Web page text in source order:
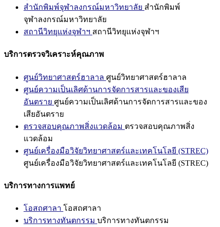
สำนักพิมพ์จุฬาลงกรณ์มหาวิทยาลัย สำนักพิมพ์
จุฬาลงกรณ์มหาวิทยาลัย
สถานีวิทยุแห่งจุฬาฯ สถานีวิทยุแห่งจุฬาฯ
บริการตรวจวิเคราะห์คุณภาพ
ศูนย์วิทยาศาสตร์ฮาลาล ศูนย์วิทยาศาสตร์ฮาลาล
ศูนย์ความเป็นเลิศด้านการจัดการสารและของเสีย
อันตราย ศูนย์ความเป็นเลิศด้านการจัดการสารและของ
เสียอันตราย
ตรวจสอบคุณภาพสิ่งแวดล้อม ตรวจสอบคุณภาพสิ่ง
แวดล้อม
ศูนย์เครื่องมือวิจัยวิทยาศาสตร์และเทคโนโลยี (STREC)
ศูนย์เครื่องมือวิจัยวิทยาศาสตร์และเทคโนโลยี (STREC)
บริการทางการแพทย์
โอสถศาลา โอสถศาลา
บริการทางทันตกรรม บริการทางทันตกรรม